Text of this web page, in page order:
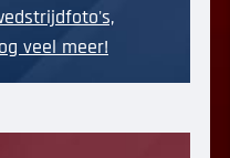
veel meer!